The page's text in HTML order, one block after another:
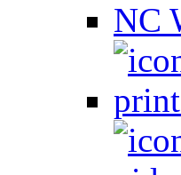
NC